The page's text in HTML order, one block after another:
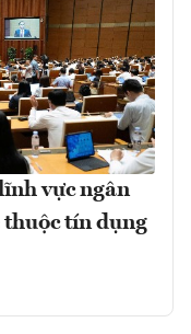
vực ngân
tín dụng